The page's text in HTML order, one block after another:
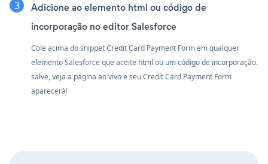
Adicione ao elemento html ou código de
incorporação no editor Salesforce
Cole acima do snippet Credit Card Payment Form em qualquer
elemento Salesforce que aceite html ou um código de incorporação.
salve, veja a página ao vivo e seu Credit Card Payment Form
aparecerá!